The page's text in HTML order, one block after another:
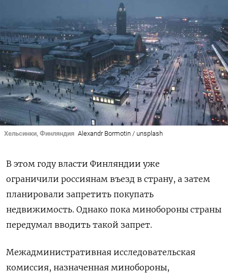
Хельсинки, Финляндия Alexandr Bormotin / unsplash
В этом году власти Финляндии уже
ограничили россиянам въезд в страну, а затем
планировали запретить покупать
недвижимость. Однако пока минобороны страны
передумал вводить такой запрет.
Межадминистративная исследовательская
комиссия, назначенная минобороны,